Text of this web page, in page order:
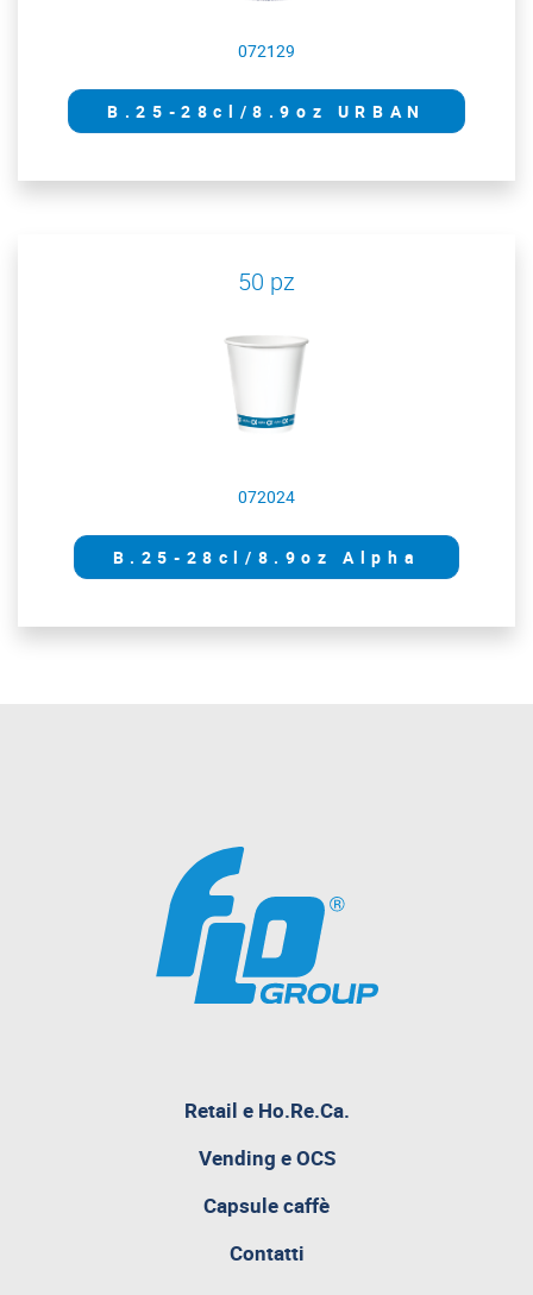
072129
B.25-28cl/8.9oz URBAN
50 pz
072024
B.25-28cl/8.9oz Alpha
Retail e Ho.Re.Ca.pagina
Vending e OCS
Capsule caffè
Contatti